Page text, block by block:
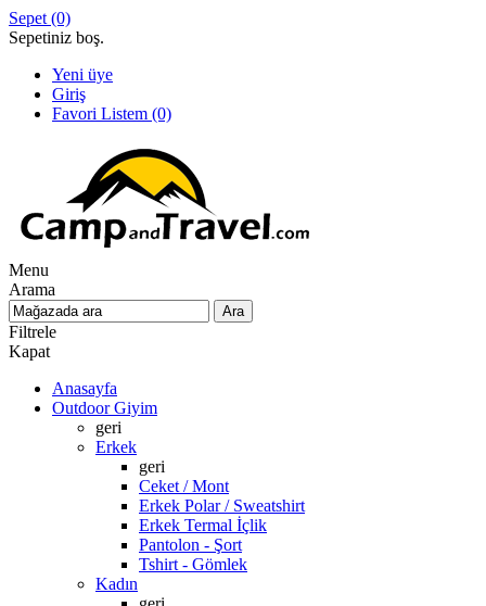
Sepet (0)
Sepetiniz boş.
Yeni üye
Giriş
Favori Listem (0)
Menu
Arama
Filtrele
Kapat
Anasayfa
Outdoor Giyim
geri
Erkek
geri
Ceket / Mont
Erkek Polar / Sweatshirt
Erkek Termal İçlik
Pantolon - Şort
Tshirt - Gömlek
Kadın